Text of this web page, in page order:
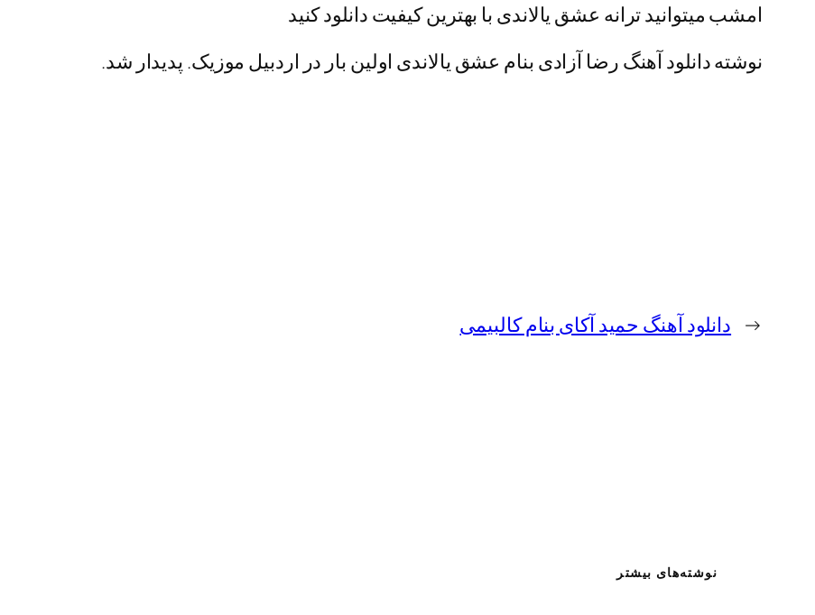
امشب میتوانید ترانه عشق یالاندی با بهترین کیفیت دانلود کنید
نوشته دانلود آهنگ رضا آزادی بنام عشق یالاندی اولین بار در اردبیل موزیک. پدیدار شد.
← دانلود آهنگ حمید آکای بنام کالبیمی
نوشته‌های بیشتر